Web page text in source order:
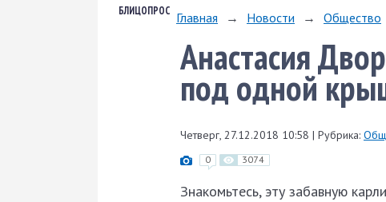
БЛИЦОПРОС Главная → Новости → Общество
Анастасия
под одной
Четверг, 27.12.2018 10:58 | Рубрика:
0 3074
Знакомьтесь, эту забавную